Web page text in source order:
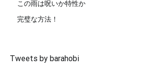
この雨は呪いか特性か
完璧な方法！
Tweets by barahobi